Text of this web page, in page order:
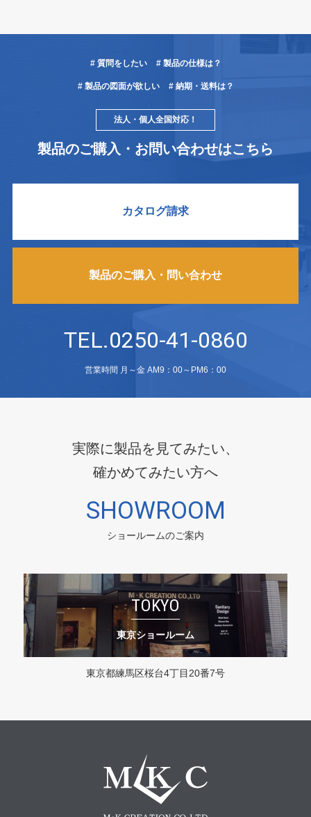
# 質問をしたい # 製品の仕様は？
# 製品の図面が欲しい # 納期・送料は？
法人・個人全国対応！
製品のご購入・お問い合わせはこちら
カタログ請求
製品のご購入・問い合わせ
TEL.0250-41-0860
営業時間 月～金 AM9：00～PM6：00
実際に製品を見てみたい、
確かめてみたい方へ
SHOWROOM
ショールームのご案内
TOKYO
東京ショールーム
東京都練馬区桜台4丁目20番7号